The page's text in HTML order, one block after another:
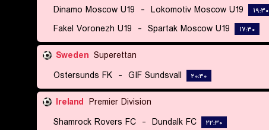
Dinamo Moscow U19 - Lokomotiv Moscow U19 ۱۹:۳۰
Fakel Voronezh U19 - Spartak Moscow U19 ۱۷:۳۰
Sweden Superettan
Ostersunds FK - GIF Sundsvall ۲۰:۳۰
Ireland Premier Division
Shamrock Rovers FC - Dundalk FC ۲۲:۳۰